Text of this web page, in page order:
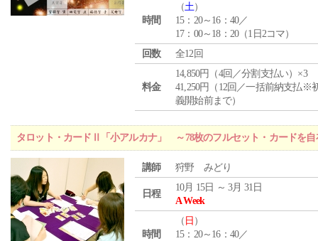
時間
（土）
15：20～16：40／
17：00～18：20（1日2コマ）
回数
全12回
料金
14,850円（4回／分割支払い）×3
41,250円（12回／一括前納支払※
義開始前まで）
タロット・カードⅡ「小アルカナ」 ～78枚のフルセット・カードを自
講師 狩野 みどり
日程
10月 15日 ～ 3月 31日
A Week
時間
（ 日 ）
15：20～16：40／